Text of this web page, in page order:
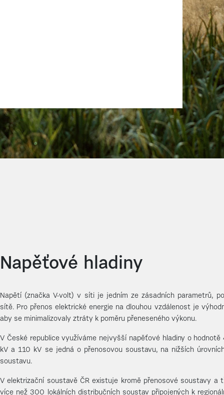
Napěťové hladiny
Napětí (značka V-volt) v síti je jedním ze zásadních parametrů,
sítě. Pro přenos elektrické energie na dlouhou vzdálenost je
aby se minimalizovaly ztráty k poměru přeneseného výkonu.
V České republice využíváme nejvyšší napěťové hladiny o
kV a 110 kV se jedná o přenosovou soustavu, na nižších
soustavu.
V elektrizační soustavě ČR existuje kromě přenosové soustavy
více než 300 lokálních distribučních soustav připojených k